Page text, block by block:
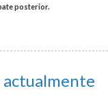
posterior.
actualmente